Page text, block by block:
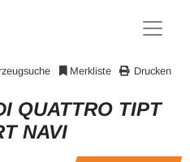
Drucken
Merkliste
QUATTRO TIPT
NAVI